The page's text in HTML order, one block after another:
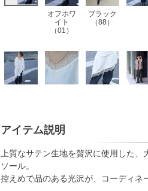
オフホワ
イト
（01）
ブラック
（88）
アイテム説明
上質なサテン生地を贅沢に使用した
ソール。
控えめで品のある光沢が、コーディネ